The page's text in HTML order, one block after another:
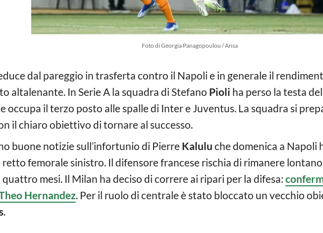
Foto di Georgia Panagopoulou / Ansa
dal pareggio in trasferta contro il Napoli e in generale il
altalenante. In Serie A la squadra di Stefano Pioli ha perso la testa
occupa il terzo posto alle spalle di Inter e Juventus. La squadra si
il chiaro obiettivo di tornare al successo.
buone notizie sull’infortunio di PierreKalulu che domenica a Napoli
femorale sinistro. Il difensore francese rischia di rimanere
mesi. Il Milan ha deciso di correre ai ripari per la difesa:
Hernandez. Per il ruolo di centrale è stato bloccato un vecchio
.